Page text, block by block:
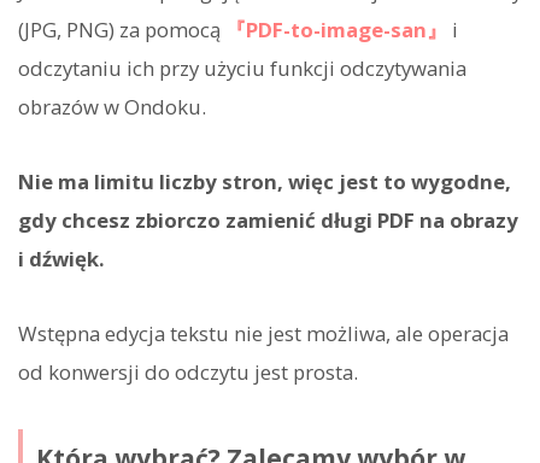
(JPG, PNG) za pomocą
『PDF-to-image-san』
i
odczytaniu ich przy użyciu funkcji odczytywania
obrazów w Ondoku.
Nie ma limitu liczby stron, więc jest to wygodne,
gdy chcesz zbiorczo zamienić długi PDF na obrazy
i dźwięk.
Wstępna edycja tekstu nie jest możliwa, ale operacja
od konwersji do odczytu jest prosta.